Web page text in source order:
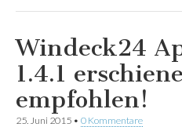
Windeck24
1.4.1
empfohlen!
25. Juni 2015 • 0 Kommentare